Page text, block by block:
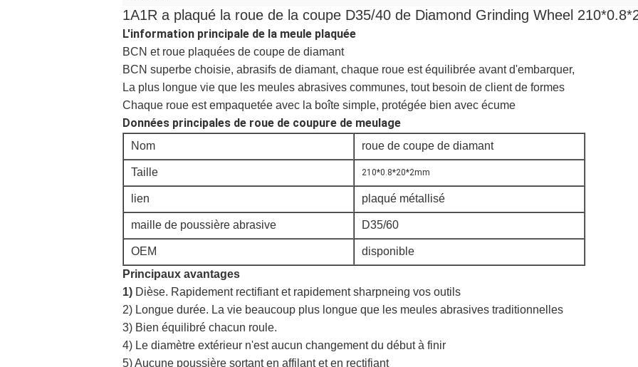
1A1R a plaqué la roue de la coupe D35/40 de Diamond Grinding Wheel
L'information principale de la meule plaquée
BCN et roue plaquées de coupe de diamant
BCN superbe choisie, abrasifs de diamant, chaque roue est équilibrée avant d'embarquer,
La plus longue vie que les meules abrasives communes, tout besoin de client de formes
Chaque roue est empaquetée avec la boîte simple, protégée bien avec écume
Données principales de roue de coupure de meulage
Nom roue de coupe de diamant
Taille 210*0.8*20*2mm
lien plaqué métallisé
maille de poussière abrasive D35/60
OEM
disponible
Principaux avantages
1) Dièse. Rapidement rectifiant et rapidement sharpneing vos outils
2) Longue durée. La vie beaucoup plus longue que les meules abrasives traditionnelles
3) Bien équilibré chacun roule.
4) Le diamètre extérieur n'est aucun changement du début à finir
5) Aucune poussière sortant en affilant et en rectifiant